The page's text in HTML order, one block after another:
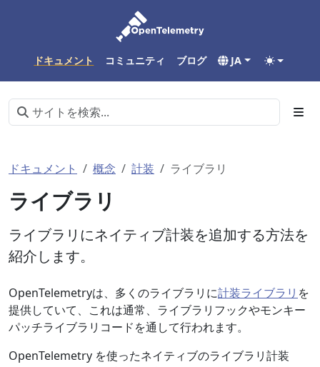
ドキュメント コミュニティ ブログ JA
ドキュメント 概念 計装 ライブラリ
ライブラリ
ライブラリにネイティブ計装を追加する方法を
紹介します。
OpenTelemetryは、多くのライブラリに計装ライブラリ を
提供していて、これは通常、ライブラリフックやモンキー
パッチライブラリコードを通して行われます。
OpenTelemetry を使ったネイティブのライブラリ計装